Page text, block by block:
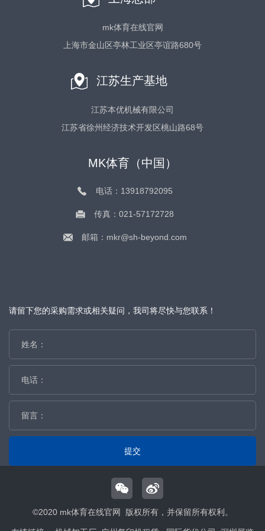
mk体育在线官网
上海市金山区亭林工业区亭谊路680号
江苏生产基地
江苏本优机械有限公司
江苏省徐州经济技术开发区桃山路68号
MK体育（中国）
电话：13918792095
传真：021-57172728
邮箱：mkr@sh-beyond.com
请留下您的采购需求或相关疑问，我司将尽快与您联系！
提交
©2020 mk体育在线官网 版权所有，并保留所有权利。